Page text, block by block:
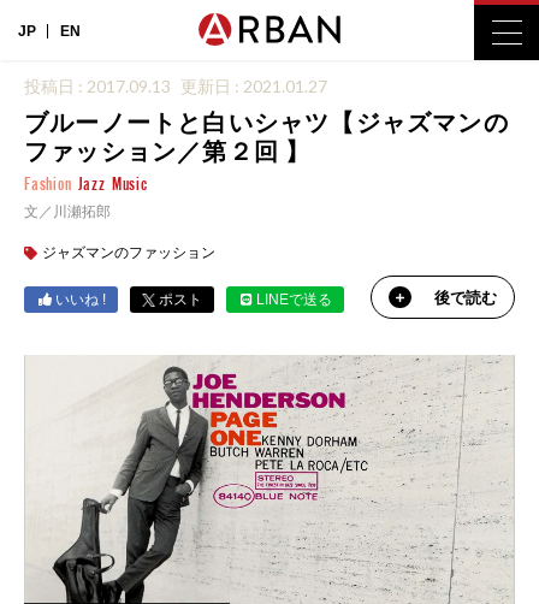
JP EN
投稿日 : 2017.09.13 更新日 : 2021.01.27
ブルーノートと白いシャツ【ジャズマンの
ファッション／第２回 】
Fashion Jazz Music
文／川瀬拓郎
ジャズマンのファッション
いいね ! ポスト LINEで送る 後で読む